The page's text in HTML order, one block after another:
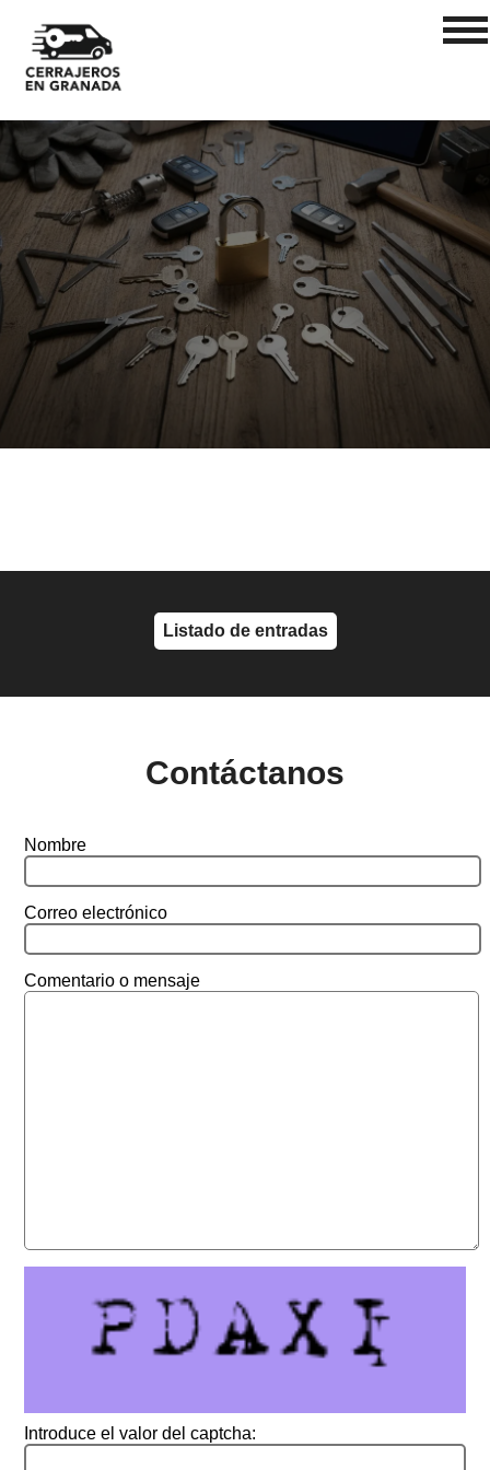
Listado de entradas
Contáctanos
Nombre
Correo electrónico
Comentario o mensaje
Introduce el valor del captcha: